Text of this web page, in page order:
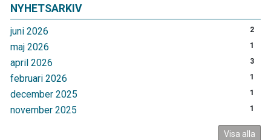
NYHETSARKIV
juni 2026 2
maj 2026 1
april 2026 3
februari 2026 1
december 2025 1
november 2025 1
Visa alla